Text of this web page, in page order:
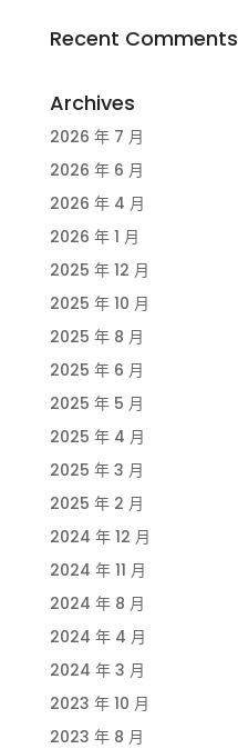
Recent Comments
Archives
2026 年 7 月
2026 年 6 月
2026 年 4 月
2026 年 1 月
2025 年 12 月
2025 年 10 月
2025 年 8 月
2025 年 6 月
2025 年 5 月
2025 年 4 月
2025 年 3 月
2025 年 2 月
2024 年 12 月
2024 年 11 月
2024 年 8 月
2024 年 4 月
2024 年 3 月
2023 年 10 月
2023 年 8 月